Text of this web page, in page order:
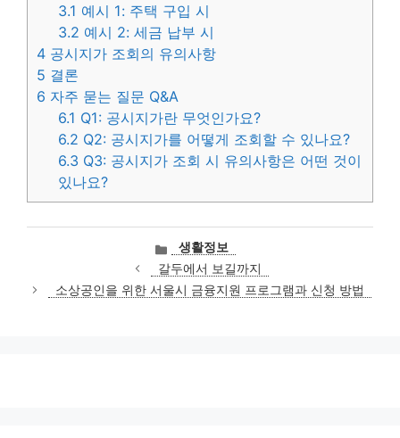
3.1 예시 1: 주택 구입 시
3.2 예시 2: 세금 납부 시
4 공시지가 조회의 유의사항
5 결론
6 자주 묻는 질문 Q&A
6.1 Q1: 공시지가란 무엇인가요?
6.2 Q2: 공시지가를 어떻게 조회할 수 있나요?
6.3 Q3: 공시지가 조회 시 유의사항은 어떤 것이
있나요?
카
테
고
리
생활정보
갈두에서 보길까지
소상공인을 위한 서울시 금융지원 프로그램과 신청 방법